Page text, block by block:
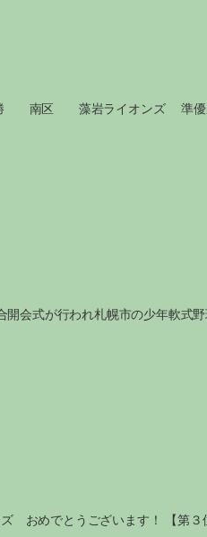
。 優勝 南区 藻岩ライオンズ
会式が行われ札幌市の少年軟式
ズ おめでとうございます！ 【第